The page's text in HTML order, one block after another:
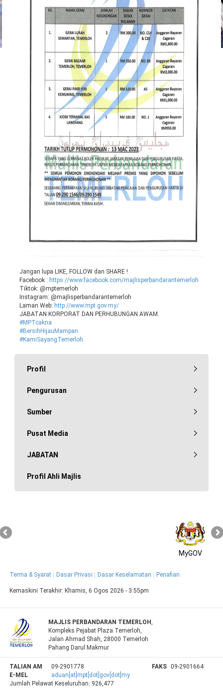
Jangan lupa LIKE, FOLLOW dan SHARE !
Facebook : https://www.facebook.com/majlisperbandarantemerloh
Tiktok: @mptemerloh
Instagram: @majlisperbandarantemerloh
Laman Web: http://www.mpt.gov.my/
JABATAN KORPORAT DAN PERHUBUNGAN AWAM.
#MPTcakna
#BersihHijauMampan
#KamiSayangTemerloh
Profil
Pengurusan
Sumber
Pusat Media
JABATAN
Profil Ahli Majlis
MyGOV
Terma & Syarat Dasar Privasi Dasar Keselamatan Penafian
Kemaskini Terakhir: Khamis, 6 Ogos 2026 - 3:55pm
MAJLIS PERBANDARAN TEMERLOH,
Kompleks Pejabat Plaza Temerloh,
Jalan Ahmad Shah, 28000 Temerloh
Pahang Darul Makmur
TALIAN AM 09-2901778 FAKS
09-2901664
E-MEL
aduan[at]mpt[dot]gov[dot]my
Jumlah Pelawat Keseluruhan: 926,477